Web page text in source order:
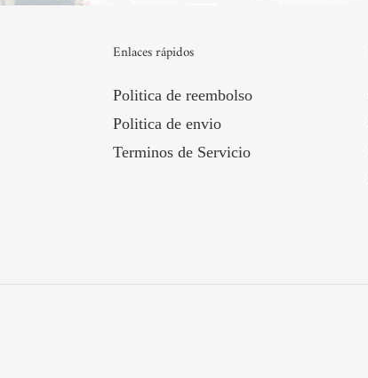
Enlaces rápidos
Politica de reembolso
Politica de envio
Terminos de Servicio